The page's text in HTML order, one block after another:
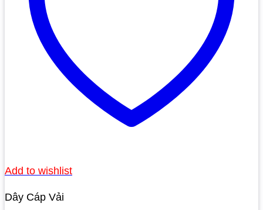
Add to wishlist
Dây Cáp Vải